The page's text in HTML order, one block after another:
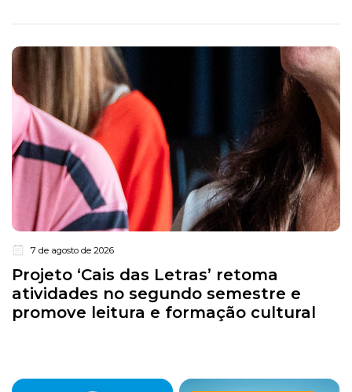
7 de agosto de 2026
Projeto ‘Cais das Letras’ retoma
atividades no segundo semestre e
promove leitura e formação cultural